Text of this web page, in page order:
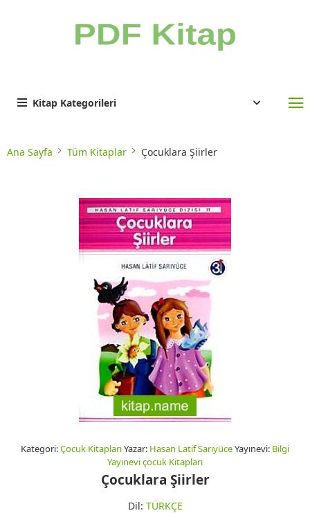
Kitap Kategorileri
Ana Sayfa Tüm Kitaplar Çocuklara Şiirler
Kategori:Çocuk KitaplarıYazar: Hasan Latif SarıyüceYayınevi: Bilgi
Yayınevi çocuk Kitapları
Çocuklara Şiirler
Dil: TÜRKÇE